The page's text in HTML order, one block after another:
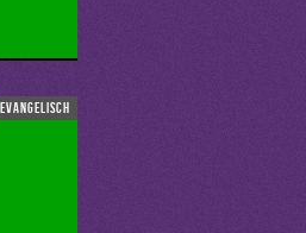
evangelisch